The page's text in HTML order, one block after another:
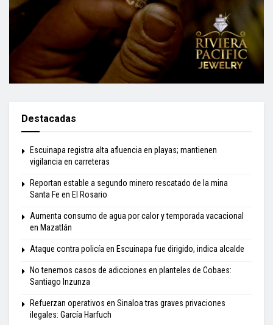
Destacadas
Escuinapa registra alta afluencia en playas; mantienen
vigilancia en carreteras
Reportan estable a segundo minero rescatado de la mina
Santa Fe en El Rosario
Aumenta consumo de agua por calor y temporada vacacional
en Mazatlán
Ataque contra policía en Escuinapa fue dirigido, indica alcalde
No tenemos casos de adicciones en planteles de Cobaes:
Santiago Inzunza
Refuerzan operativos en Sinaloa tras graves privaciones
ilegales: García Harfuch